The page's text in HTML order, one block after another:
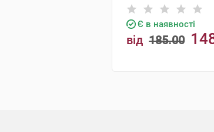
Є в наявності
від 185.00